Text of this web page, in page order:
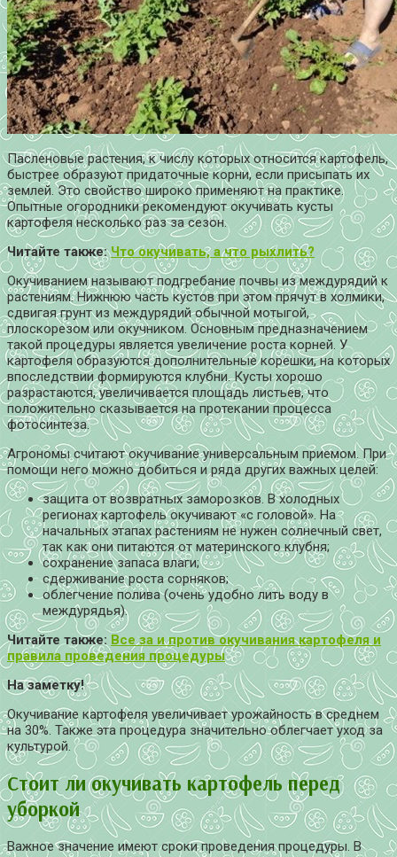
Пасленовые растения, к числу которых относится картофель,
быстрее образуют придаточные корни, если присыпать их
землей. Это свойство широко применяют на практике.
Опытные огородники рекомендуют окучивать кусты
картофеля несколько раз за сезон.
Читайте также:Что окучивать, а что рыхлить?
Окучиванием называют подгребание почвы из междурядий к
растениям. Нижнюю часть кустов при этом прячут в холмики,
сдвигая грунт из междурядий обычной мотыгой,
плоскорезом или окучником. Основным предназначением
такой процедуры является увеличение роста корней. У
картофеля образуются дополнительные корешки, на которых
впоследствии формируются клубни. Кусты хорошо
разрастаются, увеличивается площадь листьев, что
положительно сказывается на протекании процесса
фотосинтеза.
Агрономы считают окучивание универсальным приемом. При
помощи него можно добиться и ряда других важных целей:
защита от возвратных заморозков. В холодных
регионах картофель окучивают «с головой». На
начальных этапах растениям не нужен солнечный свет,
так как они питаются от материнского клубня;
сохранение запаса влаги;
сдерживание роста сорняков;
облегчение полива (очень удобно лить воду в
междурядья).
Читайте также: Все за и против окучивания картофеля и
правила проведения процедуры
На заметку!
Окучивание картофеля увеличивает урожайность в среднем
на 30%. Также эта процедура значительно облегчает уход за
культурой.
Стоит ли окучивать картофель перед
уборкой
Важное значение имеют сроки проведения процедуры. В